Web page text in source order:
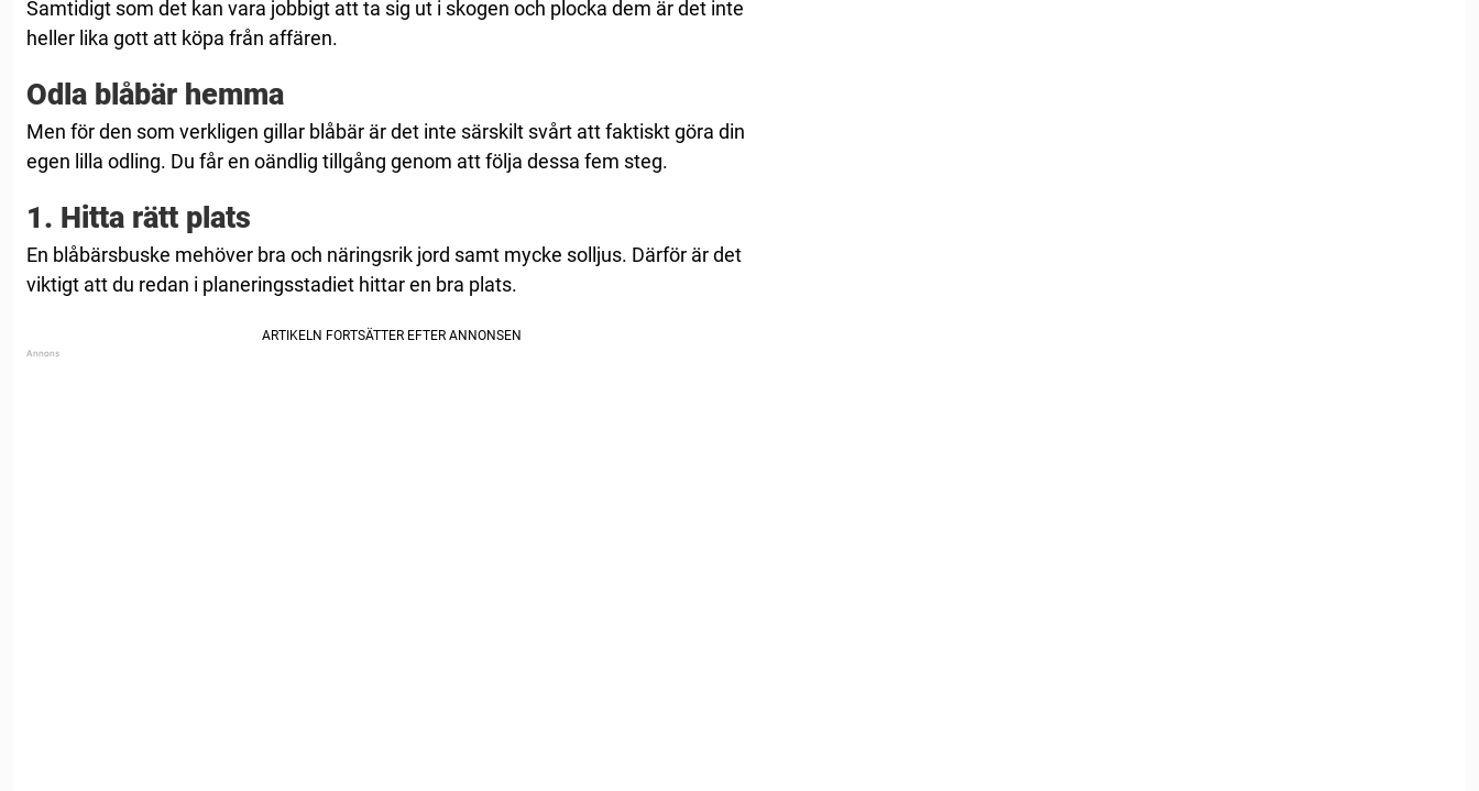
Samtidigt som det kan vara jobbigt att ta sig ut i skogen och plocka dem är det inte
heller lika gott att köpa från affären.
Odla blåbär hemma
Men för den som verkligen gillar blåbär är det inte särskilt svårt att faktiskt göra din
egen lilla odling. Du får en oändlig tillgång genom att följa dessa fem steg.
1. Hitta rätt plats
En blåbärsbuske mehöver bra och näringsrik jord samt mycke solljus. Därför är det
viktigt att du redan i planeringsstadiet hittar en bra plats.